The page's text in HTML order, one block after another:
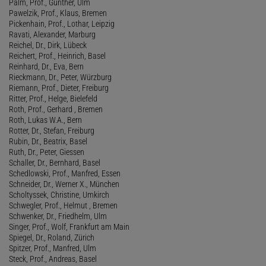
Palm, Prof., Günther, Ulm
Pawelzik, Prof., Klaus, Bremen
Pickenhain, Prof., Lothar, Leipzig
Ravati, Alexander, Marburg
Reichel, Dr., Dirk, Lübeck
Reichert, Prof., Heinrich, Basel
Reinhard, Dr., Eva, Bern
Rieckmann, Dr., Peter, Würzburg
Riemann, Prof., Dieter, Freiburg
Ritter, Prof., Helge, Bielefeld
Roth, Prof., Gerhard , Bremen
Roth, Lukas W.A., Bern
Rotter, Dr., Stefan, Freiburg
Rubin, Dr., Beatrix, Basel
Ruth, Dr., Peter, Giessen
Schaller, Dr., Bernhard, Basel
Schedlowski, Prof., Manfred, Essen
Schneider, Dr., Werner X., München
Scholtyssek, Christine, Umkirch
Schwegler, Prof., Helmut , Bremen
Schwenker, Dr., Friedhelm, Ulm
Singer, Prof., Wolf, Frankfurt am Main
Spiegel, Dr., Roland, Zürich
Spitzer, Prof., Manfred, Ulm
Steck, Prof., Andreas, Basel